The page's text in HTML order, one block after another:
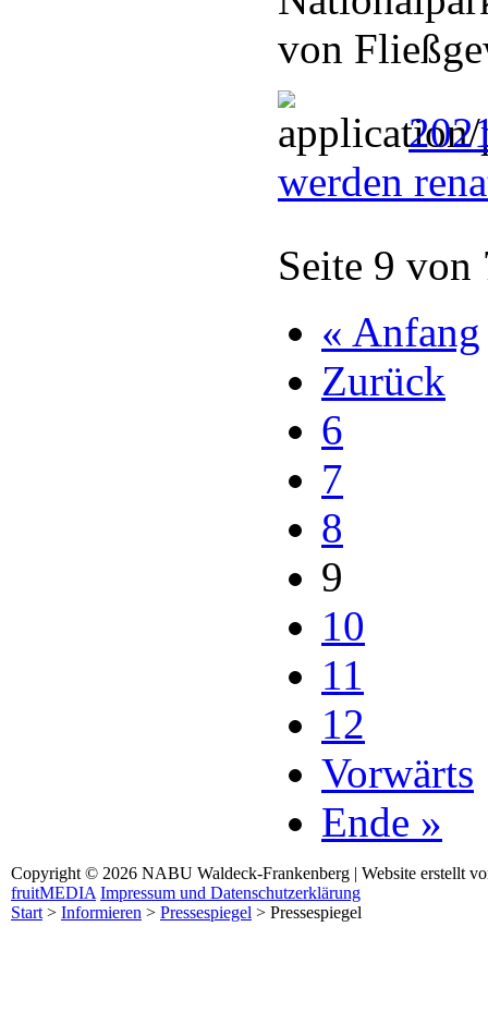
von
werden
Seite 9 von
« Anfang
Zurück
6
7
8
9
10
11
12
Vorwärts
Ende »
Copyright © 2026 NABU Waldeck-Frankenberg | Website erstellt
fruitMEDIA Impressum und Datenschutzerklärung
Start> Informieren > Pressespiegel > Pressespiegel